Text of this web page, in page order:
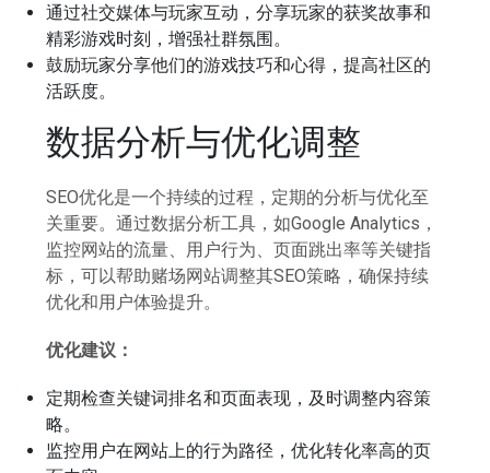
通过社交媒体与玩家互动，分享玩家的获奖故事和
精彩游戏时刻，增强社群氛围。
鼓励玩家分享他们的游戏技巧和心得，提高社区的
活跃度。
数据分析与优化调整
SEO优化是一个持续的过程，定期的分析与优化至
关重要。通过数据分析工具，如Google Analytics，
监控网站的流量、用户行为、页面跳出率等关键指
标，可以帮助赌场网站调整其SEO策略，确保持续
优化和用户体验提升。
优化建议：
定期检查关键词排名和页面表现，及时调整内容策
略。
监控用户在网站上的行为路径，优化转化率高的页